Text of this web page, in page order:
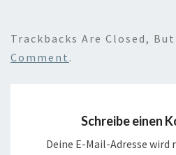
Trackbacks Are Closed, But
Comment .
Schreibe einen
Deine E-Mail-Adresse